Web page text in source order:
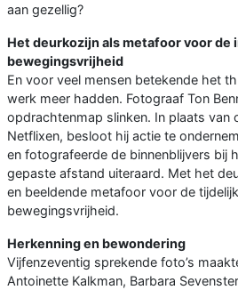
aan gezellig?
Het deurkozijn als metafoor voor de
bewegingsvrijheid
En voor veel mensen betekende het
werk meer hadden. Fotograaf Ton
opdrachtenmap slinken. In plaats van
Netflixen, besloot hij actie te
en fotografeerde de binnenblijvers bij
gepaste afstand uiteraard. Met het
en beeldende metafoor voor de
bewegingsvrijheid.
Herkenning en bewondering
Vijfenzeventig sprekende foto’s
Antoinette Kalkman, Barbara